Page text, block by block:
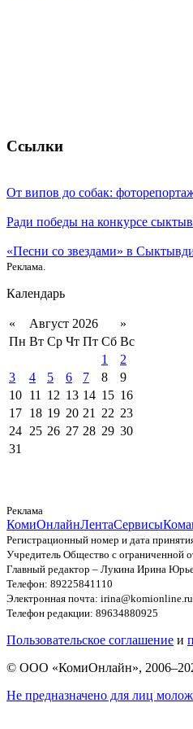
Ссылки
От випов до собак:
Ради победы на конкурсе
«Песни со звездами» в
Реклама.
Календарь
« Август 2026
»
Пн Вт Ср Чт Пт Сб Вс
1
2
3
4 5 6 7 8
9
10 11 12 13 14 15 16
17 18 19 20 21 22 23
24 25 26 27 28 29 30
31
Реклама
КомиОнлайнЛентаСервисы
Регистрационный номер и дата
Учредитель Общество с
Главный редактор – Лукина Ирина
Телефон: 89225841110
Электронная почта: irina@komionline.ru
Телефон редакции: 89634880925
Пользовательское соглашение и
© ООО «КомиОнлайн»,
Не предназначено для лиц